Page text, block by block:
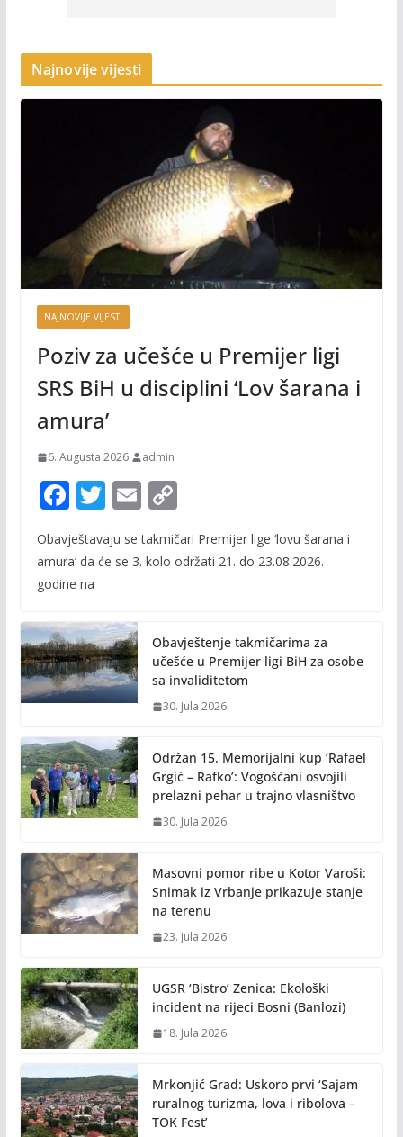
Najnovije vijesti
NAJNOVIJE VIJESTI
Poziv za učešće u Premijer ligi
SRS BiH u disciplini ‘Lov šarana i
amura’
6. Augusta 2026. admin
F
ac
e
b
o
k
T
itt
E
m
ai
C
o
p
n
k
Obavještavaju se takmičari Premijer lige ‘lovu šarana i
amura’ da će se 3. kolo održati 21. do 23.08.2026.
godine na
Obavještenje takmičarima za
učešće u Premijer ligi BiH za osobe
sa invaliditetom
30. Jula 2026.
Održan 15. Memorijalni kup ‘Rafael
Grgić – Rafko’: Vogošćani osvojili
prelazni pehar u trajno vlasništvo
30. Jula 2026.
Masovni pomor ribe u Kotor Varoši:
Snimak iz Vrbanje prikazuje stanje
na terenu
23. Jula 2026.
UGSR ‘Bistro’ Zenica: Ekološki
incident na rijeci Bosni (Banlozi)
18. Jula 2026.
Mrkonjić Grad: Uskoro prvi ‘Sajam
ruralnog turizma, lova i ribolova –
TOK Fest’